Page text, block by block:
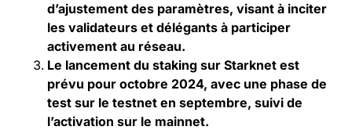
d’ajustement des paramètres, visant à inciter
les validateurs et délégants à participer
activement au réseau.
Le lancement du staking sur Starknet est
prévu pour octobre 2024, avec une phase de
test sur le testnet en septembre, suivi de
l’activation sur le mainnet.